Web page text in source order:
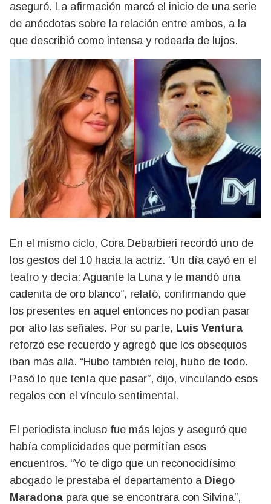
aseguró. La afirmación marcó el inicio de una serie
de anécdotas sobre la relación entre ambos, a la
que describió como intensa y rodeada de lujos.
En el mismo ciclo, Cora Debarbieri recordó uno de
los gestos del 10 hacia la actriz. “Un día cayó en el
teatro y decía: Aguante la Luna y le mandó una
cadenita de oro blanco”, relató, confirmando que
los presentes en aquel entonces no podían pasar
por alto las señales. Por su parte, Luis Ventura
reforzó ese recuerdo y agregó que los obsequios
iban más allá. “Hubo también reloj, hubo de todo.
Pasó lo que tenía que pasar”, dijo, vinculando esos
regalos con el vínculo sentimental.
El periodista incluso fue más lejos y aseguró que
había complicidades que permitían esos
encuentros. “Yo te digo que un reconocidísimo
abogado le prestaba el departamento a Diego
Maradona para que se encontrara con Silvina”,